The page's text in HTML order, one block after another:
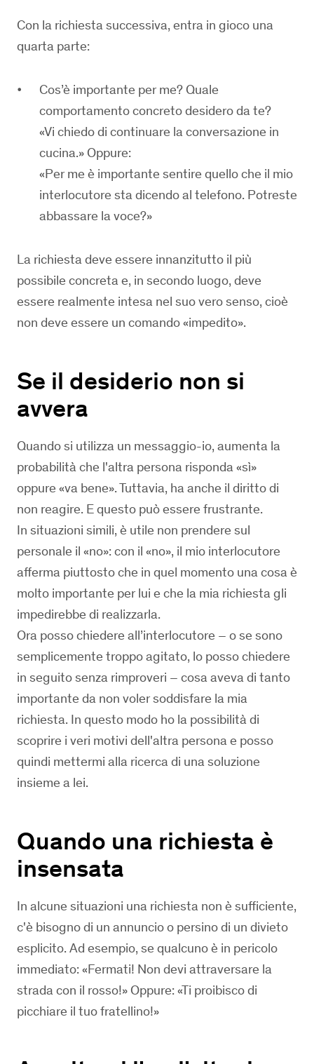
Con la richiesta successiva, entra in gioco una
quarta parte:
Cos’è importante per me? Quale
comportamento concreto desidero da te?
«Vi chiedo di continuare la conversazione in
cucina.» Oppure:
«Per me è importante sentire quello che il mio
interlocutore sta dicendo al telefono. Potreste
abbassare la voce?»
La richiesta deve essere innanzitutto il più
possibile concreta e, in secondo luogo, deve
essere realmente intesa nel suo vero senso, cioè
non deve essere un comando «impedito».
Se il desiderio non si
avvera
Quando si utilizza un messaggio-io, aumenta la
probabilità che l'altra persona risponda «sì»
oppure «va bene». Tuttavia, ha anche il diritto di
non reagire. E questo può essere frustrante.
In situazioni simili, è utile non prendere sul
personale il «no»: con il «no», il mio interlocutore
afferma piuttosto che in quel momento una cosa è
molto importante per lui e che la mia richiesta gli
impedirebbe di realizzarla.
Ora posso chiedere all’interlocutore – o se sono
semplicemente troppo agitato, lo posso chiedere
in seguito senza rimproveri – cosa aveva di tanto
importante da non voler soddisfare la mia
richiesta. In questo modo ho la possibilità di
scoprire i veri motivi dell'altra persona e posso
quindi mettermi alla ricerca di una soluzione
insieme a lei.
Quando una richiesta è
insensata
In alcune situazioni una richiesta non è sufficiente,
c'è bisogno di un annuncio o persino di un divieto
esplicito. Ad esempio, se qualcuno è in pericolo
immediato: «Fermati! Non devi attraversare la
strada con il rosso!» Oppure: «Ti proibisco di
picchiare il tuo fratellino!»